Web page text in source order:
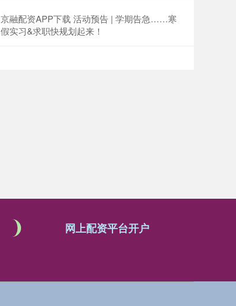
京融配资APP下载 活动预告 | 学期告急……寒
假实习&求职快规划起来！
网上配资平台开户